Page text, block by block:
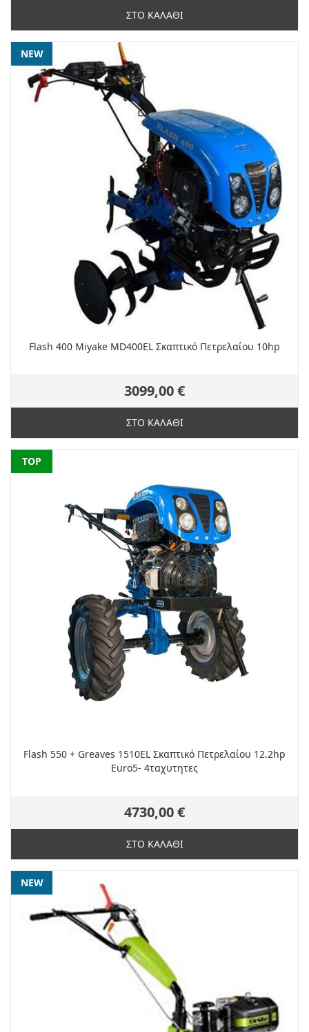
ΣΤΟ ΚΑΛΑΘΙ
NEW
Flash 400 Miyake MD400EL Σκαπτικό Πετρελαίου 10hp
3099,00 €
ΣΤΟ ΚΑΛΑΘΙ
NEW
TOP
Flash 550 + Greaves 1510EL Σκαπτικό Πετρελαίου 12.2hp
Euro5- 4ταχυτητες
4730,00 €
ΣΤΟ ΚΑΛΑΘΙ
NEW